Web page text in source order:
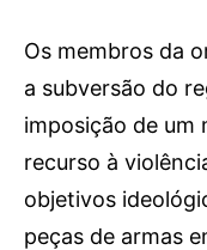
Os membros da
a subversão do
imposição de um
recurso à
objetivos
peças de armas